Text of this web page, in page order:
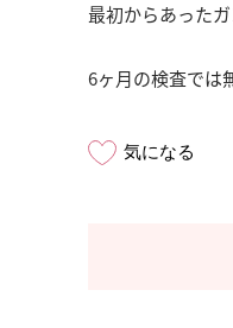
最初からあった
6ヶ月の検査では
気になる